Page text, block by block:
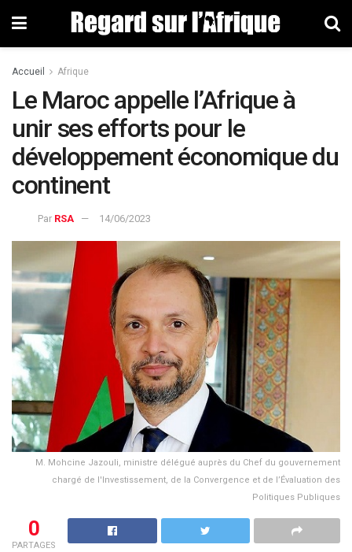
Accueil Afrique
Le Maroc appelle l’Afrique à
unir ses efforts pour le
développement économique du
continent
Par RSA 14/06/2023
M. Mohcine Jazouli, ministre délégué auprès du Chef du gouvernement
chargé de l'Investissement, de la Convergence et de l’Évaluation des
Politiques Publiques
0
PARTAGES